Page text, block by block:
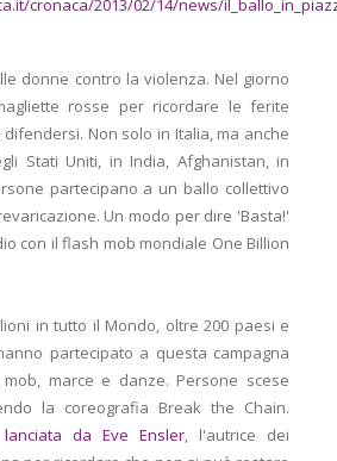
cronaca/2013/02/14/news/
donne contro la violenza. Nel giorno
rosse per ricordare le ferite
Non solo in Italia, ma anche
Stati Uniti, in India, Afghanistan, in
partecipano a un ballo collettivo
Un modo per dire 'Basta!'
con il flash mob mondiale One Billion
in tutto il Mondo, oltre 200 paesi e
partecipato a questa campagna
marce e danze. Persone scese
la coreografia Break the Chain.
lanciata da Eve Ensler, l'autrice dei